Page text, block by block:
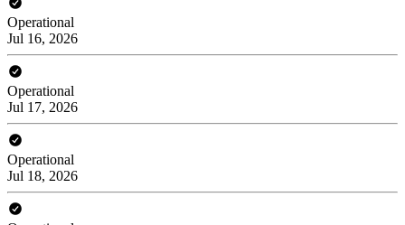
Operational
Jul 16, 2026
Operational
Jul 17, 2026
Operational
Jul 18, 2026